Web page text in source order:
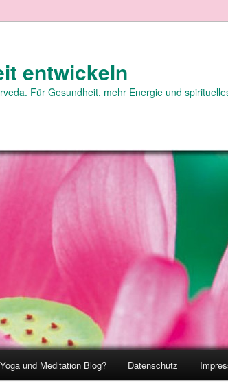
entwickeln
Für Gesundheit, mehr Energie und
und Meditation Blog? Datenschutz